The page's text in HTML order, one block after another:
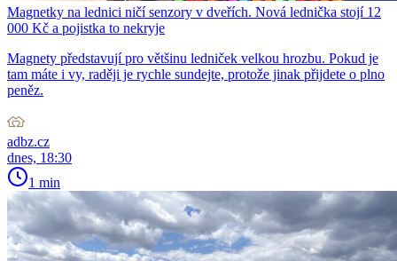
Magnetky na lednici ničí senzory v dveřích. Nová lednička stojí 12
000 Kč a pojistka to nekryje
Magnety představují pro většinu ledniček velkou hrozbu. Pokud je
tam máte i vy, raději je rychle sundejte, protože jinak přijdete o plno
peněz.
adbz.cz
dnes, 18:30
1 min